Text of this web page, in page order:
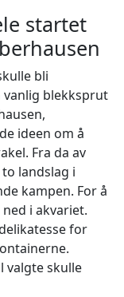
startet
bli
vanlig blekksprut
ideen om å
Fra da av
landslag i
kampen. For å
i akvariet.
for
valgte skulle